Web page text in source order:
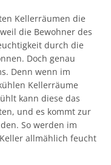
Kellerräumen die
die Bewohner des
durch die
Doch genau
Denn wenn im
Kellerräume
kann diese das
und es kommt zur
So werden im
allmählich feucht